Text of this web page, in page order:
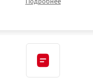
его осушенным азотом или